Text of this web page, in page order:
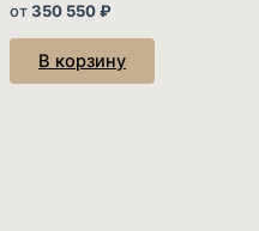
от350 550₽
В корзину